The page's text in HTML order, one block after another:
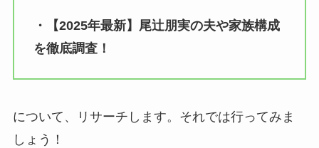
・【2025年最新】尾辻朋実の夫や家族構成
を徹底調査！
について、リサーチします。それでは行ってみま
しょう！